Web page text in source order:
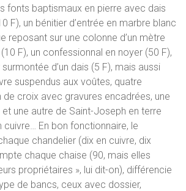
fonts baptismaux en pierre avec dais
F), un bénitier d’entrée en marbre blanc
reposant sur une colonne d’un mètre
F), un confessionnal en noyer (50 F),
d’un dais (5 F), mais aussi
suspendus aux voûtes, quatre
croix avec gravures encadrées, une
une autre de Saint-Joseph en terre
cuivre… En bon fonctionnaire, le
chandelier (dix en cuivre, dix
chaque chaise (90, mais elles
propriétaires », lui dit-on), différencie
de bancs, ceux avec dossier,